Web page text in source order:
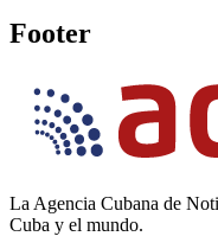
Footer
La Agencia Cubana de
Cuba y el mundo.